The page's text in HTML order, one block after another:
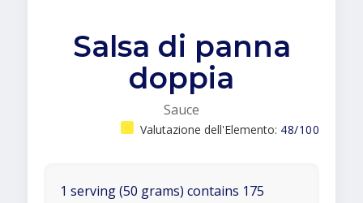
Salsa di panna
doppia
Sauce
Valutazione dell'Elemento: 48/100
1 serving (50 grams) contains 175